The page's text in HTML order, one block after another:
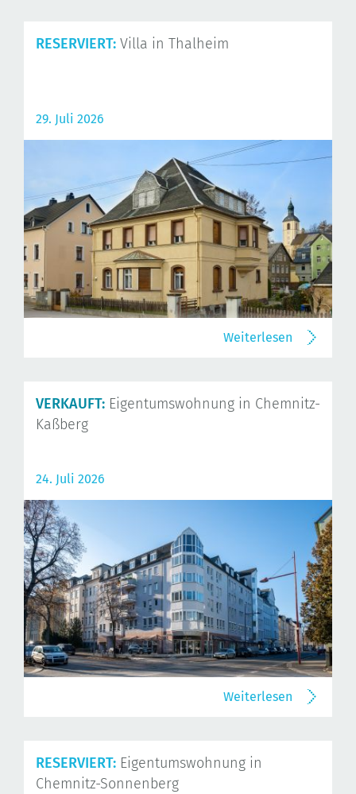
RESERVIERT: Villa in Thalheim
29. Juli 2026
Weiterlesen
VERKAUFT: Eigentumswohnung in Chemnitz-
Kaßberg
24. Juli 2026
Weiterlesen
RESERVIERT: Eigentumswohnung in
Chemnitz-Sonnenberg